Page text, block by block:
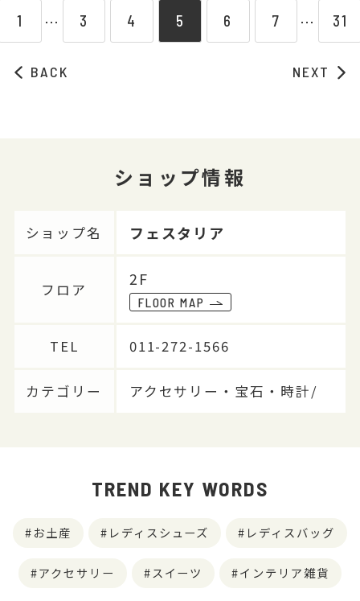
BACK
1 ⋯ 3 4 5 6 7 ⋯ 31
NEXT
ショップ情報
ショップ名 フェスタリア
フロア
2F
FLOOR MAP
TEL 011-272-1566
カテゴリー アクセサリー・宝石・時計/
TREND KEY WORDS
お土産 レディスシューズ レディスバッグ
アクセサリー スイーツ インテリア雑貨